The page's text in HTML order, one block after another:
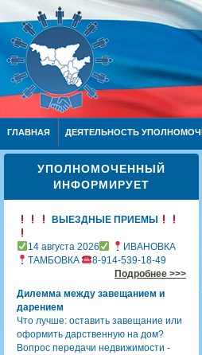
ГЛАВНАЯ ДЕЯТЕЛЬНОСТЬ
УПОЛНОМОЧЕННЫЙ
ИНФОРМИРУЕТ
ВЫЕЗДНЫЕ ПРИЕМЫ
14 августа 2026
ИВАНОВКА
ТАМБОВКА
8-914-539-18-49
Подробнее >>>
Дилемма между завещанием и
дарением
Что лучше: оставить завещание или
оформить дарственную на дом?
Вопрос передачи недвижимости -